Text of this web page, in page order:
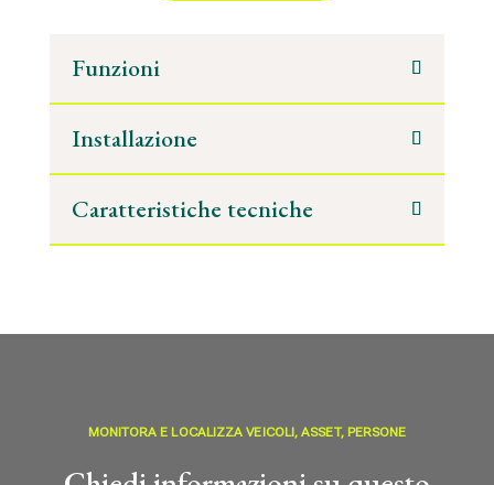
Funzioni
Installazione
Caratteristiche tecniche
MONITORA E LOCALIZZA VEICOLI, ASSET, PERSONE